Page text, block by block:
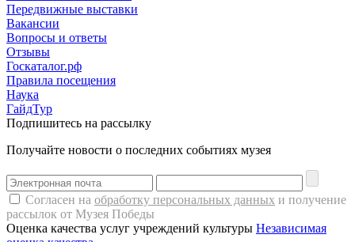
Передвижные выставки
Вакансии
Вопросы и ответы
Отзывы
Госкаталог.рф
Правила посещения
Наука
ГайдТур
Подпишитесь на рассылку
Получайте новости о последних событиях музея
Согласен на обработку персональных данных и получение
рассылок от Музея Победы
Оценка качества услуг учреждений культуры Независимая